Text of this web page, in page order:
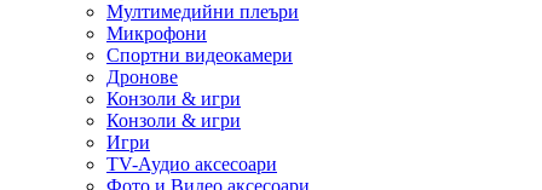
Мултимедийни плеъри
Микрофони
Спортни видеокамери
Дронове
Конзоли & игри
Конзоли & игри
Игри
TV-Аудио аксесоари